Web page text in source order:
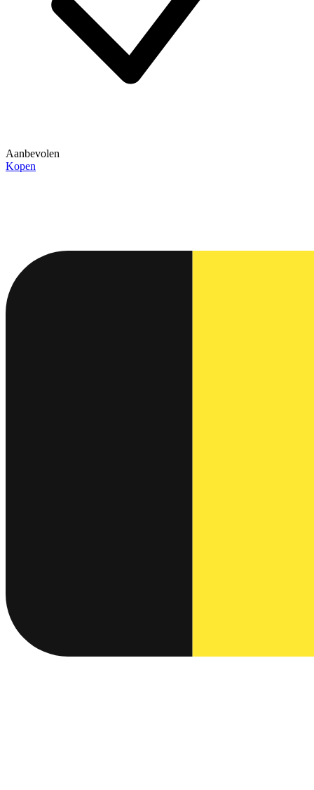
Aanbevolen
Kopen